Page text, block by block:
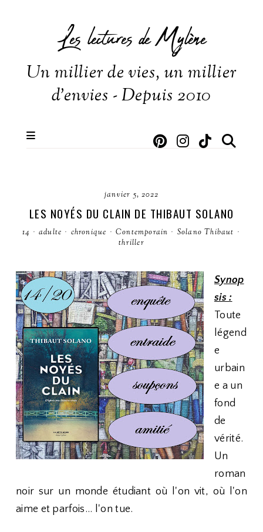
Les lectures de Mylène
Un millier de vies, un millier
d'envies - Depuis 2010
janvier 5, 2022
LES NOYÉS DU CLAIN DE THIBAUT SOLANO
14 · adulte · chronique · Contemporain · Solano Thibaut ·
thriller
Synop
sis :
Toute
légend
e
urbain
e a un
fond
de
vérité.
Un
roman
noir sur un monde étudiant où l'on vit, où l'on
aime et parfois... l'on tue.